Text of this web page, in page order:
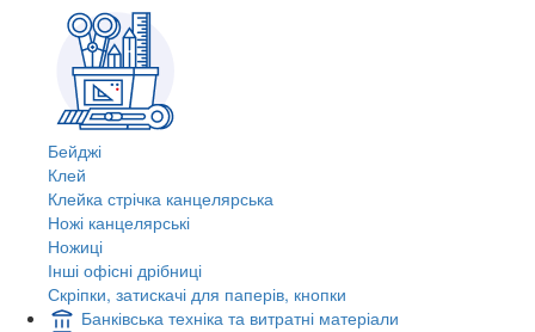
Бейджі
Клей
Клейка стрічка канцелярська
Ножі канцелярські
Ножиці
Інші офісні дрібниці
Скріпки, затискачі для паперів, кнопки
Банківська техніка та витратні матеріали